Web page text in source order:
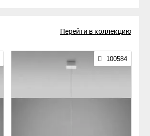
Перейти в коллекцию
100584